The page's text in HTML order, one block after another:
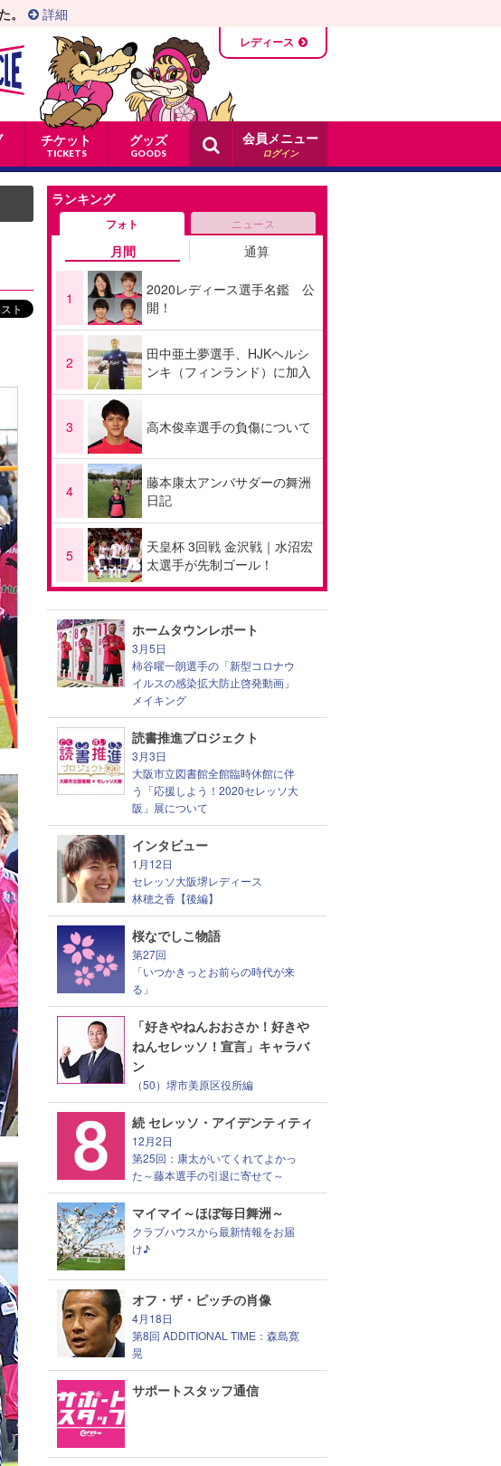
チケット
TICKETS
グッズ
GOODS
。 詳細
レディース
会員メニュー
ログイン
ランキング
フォト ニュース
月間 通算
1
2020レディース選手名鑑 公
開！
2
田中亜土夢選手、HJKヘルシ
ンキ（フィンランド）に加入
3 高木俊幸選手の負傷について
4
藤本康太アンバサダーの舞洲
日記
5
天皇杯 3回戦 金沢戦｜水沼宏
太選手が先制ゴール！
ホームタウンレポート
3月5日
柿谷曜一朗選手の「新型コロナウ
イルスの感染拡大防止啓発動画」
メイキング
読書推進プロジェクト
3月3日
大阪市立図書館全館臨時休館に伴
う「応援しよう！2020セレッソ大
阪」展について
インタビュー
1月12日
セレッソ大阪堺レディース
林穂之香【後編】
桜なでしこ物語
第27回
「いつかきっとお前らの時代が来
る」
「好きやねんおおさか！好きや
ねんセレッソ！宣言」キャラバ
ン
（50）堺市美原区役所編
続 セレッソ・アイデンティティ
12月2日
第25回：康太がいてくれてよかっ
た～藤本選手の引退に寄せて～
マイマイ～ほぼ毎日舞洲～
クラブハウスから最新情報をお届
け♪
オフ・ザ・ピッチの肖像
4月18日
第8回 ADDITIONAL TIME：森島寛
晃
サポートスタッフ通信